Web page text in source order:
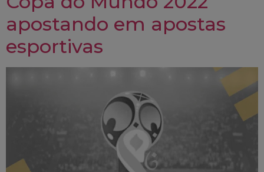
apostando em apostas
esportivas